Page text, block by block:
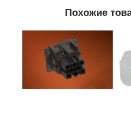
Похожие